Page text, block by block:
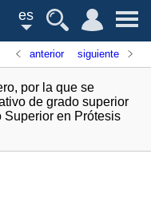
es
anterior siguiente
por la que se
de grado superior
Superior en Prótesis